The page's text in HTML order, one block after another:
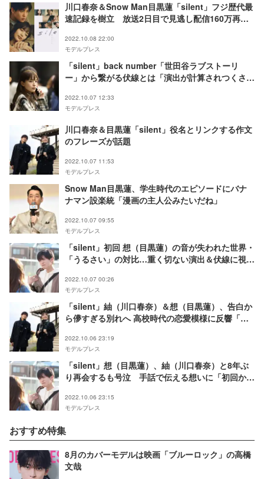
川口春奈＆Snow Man目黒蓮「silent」フジ歴代最
速記録を樹立 放送2日目で見逃し配信160万再生
2022.10.08 22:00
モデルプレス
「silent」back number「世田谷ラブストーリ
ー」から繋がる伏線とは「演出が計算されつくされ
2022.10.07 12:33
モデルプレス
川口春奈＆目黒蓮「silent」役名とリンクする作文
のフレーズが話題
2022.10.07 11:53
モデルプレス
Snow Man目黒蓮、学生時代のエピソードにバナ
ナマン設楽統「漫画の主人公みたいだね」
2022.10.07 09:55
モデルプレス
「silent」初回 想（目黒蓮）の音が失われた世界・
「うるさい」の対比…重く切ない演出＆伏線に視聴
2022.10.07 00:26
モデルプレス
「silent」紬（川口春奈）＆想（目黒蓮）、告白か
ら儚すぎる別れへ 高校時代の恋愛模様に反響「幸
2022.10.06 23:19
モデルプレス
「silent」想（目黒蓮）、紬（川口春奈）と8年ぶ
り再会するも号泣 手話で伝える想いに「初回から
2022.10.06 23:15
モデルプレス
おすすめ特集
8月のカバーモデルは映画「ブルーロック」の高橋
文哉